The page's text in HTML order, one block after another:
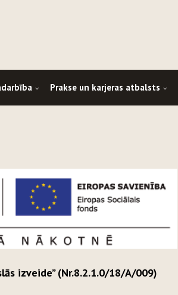
Prakse un karjeras atbalsts
izveide” (Nr.8.2.1.0/18/A/009)